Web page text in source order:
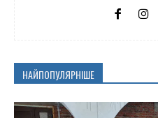
НАЙПОПУЛЯРНІШЕ